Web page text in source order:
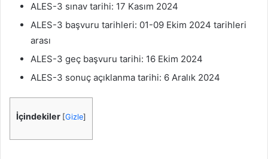
ALES-3 sınav tarihi: 17 Kasım 2024
ALES-3 başvuru tarihleri: 01-09 Ekim 2024 tarihleri
arası
ALES-3 geç başvuru tarihi: 16 Ekim 2024
ALES-3 sonuç açıklanma tarihi: 6 Aralık 2024
İçindekiler [Gizle]